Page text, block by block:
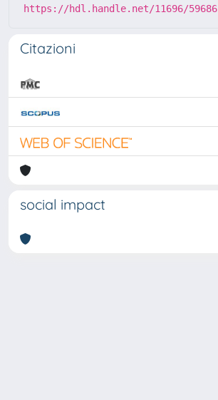
https://hdl.handle.net/11696/59686
Citazioni
social impact